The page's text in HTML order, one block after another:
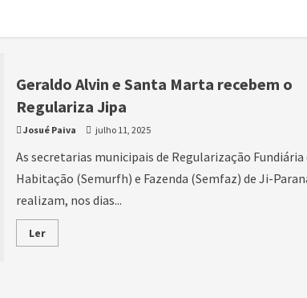
Geraldo Alvin e Santa Marta recebem o
Regulariza Jipa
Josué Paiva julho 11, 2025
As secretarias municipais de Regularização Fundiária
Habitação (Semurfh) e Fazenda (Semfaz) de Ji-
realizam, nos dias...
Ler